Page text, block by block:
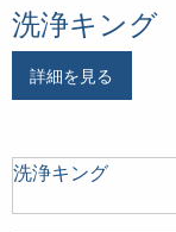
洗浄キング
詳細を見る
洗浄キング